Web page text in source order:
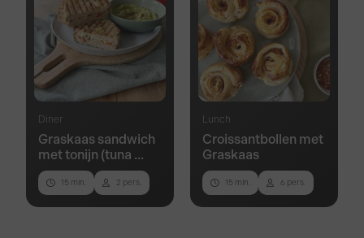
Diner
Graskaas sandwich
met tonijn (tuna ...
15 min. 2 pers.
Lunch
Croissantbollen met
Graskaas
15 min. 6 pers.